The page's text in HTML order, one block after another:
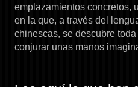
emplazamientos concretos,
en la que, a través del
chinescas, se descubre
conjurar unas manos